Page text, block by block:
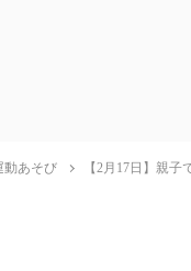
動あそび 【2月17日】親